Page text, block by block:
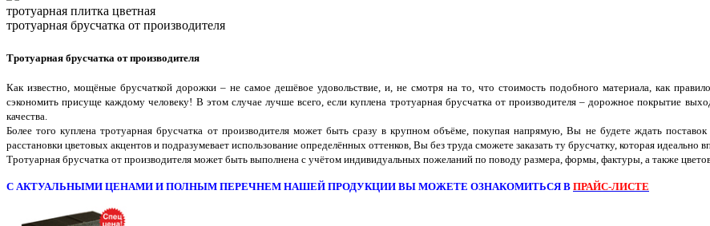
тротуарная плитка цветная
тротуарная брусчатка от производителя
Тротуарная брусчатка от производителя
Как известно, мощёные брусчаткой дорожки – не самое дешёвое удовольствие, и, не смотря на то, что стоимость подобного материала, как
сэкономить присуще каждому человеку! В этом случае лучше всего, если куплена тротуарная брусчатка от производителя – дорожное покрытие
качества.
Более того куплена тротуарная брусчатка от производителя может быть сразу в крупном объёме, покупая напрямую, Вы не будете ждать
расстановки цветовых акцентов и подразумевает использование определённых оттенков, Вы без труда сможете заказать ту брусчатку, которая идеально
Тротуарная брусчатка от производителя может быть выполнена с учётом индивидуальных пожеланий по поводу размера, формы, фактуры, а также
С АКТУАЛЬНЫМИ ЦЕНАМИ И ПОЛНЫМ ПЕРЕЧНЕМ НАШЕЙ ПРОДУКЦИИ ВЫ МОЖЕТЕ ОЗНАКОМИТЬСЯ В ПРАЙС-ЛИСТЕ